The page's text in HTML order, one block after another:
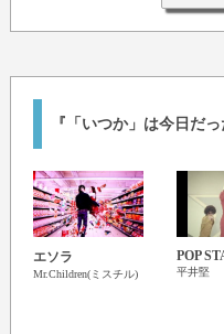
『「いつか」は今日だ
エソラ
Mr.Children(ミスチル)
POP
平井堅